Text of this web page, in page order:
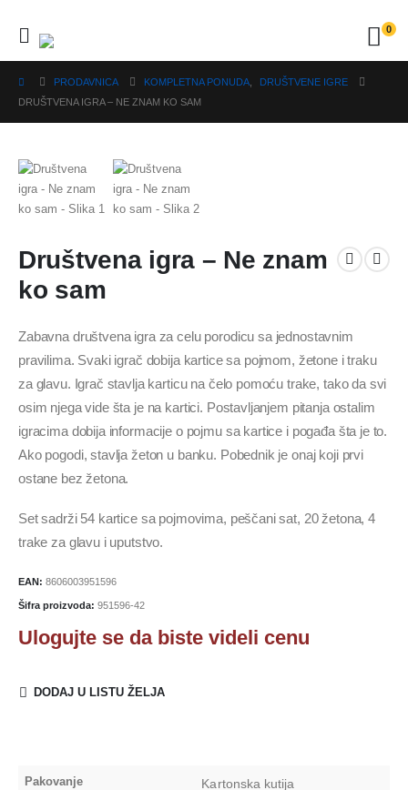
0
PRODAVNICA KOMPLETNA PONUDA
DRUŠTVENE IGRE
DRUŠTVENA IGRA – NE ZNAM KO SAM
Društvena igra – Ne znam
ko sam
Zabavna društvena igra za celu porodicu sa jednostavnim
pravilima. Svaki igrač dobija kartice sa pojmom, žetone i traku
za glavu. Igrač stavlja karticu na čelo pomoću trake, tako da svi
osim njega vide šta je na kartici. Postavljanjem pitanja ostalim
igracima dobija informacije o pojmu sa kartice i pogađa šta je to.
Ako pogodi, stavlja žeton u banku. Pobednik je onaj koji prvi
ostane bez žetona.
Set sadrži 54 kartice sa pojmovima, peščani sat, 20 žetona, 4
trake za glavu i uputstvo.
EAN: 8606003951596
Šifra proizvoda: 951596-42
Ulogujte se da biste videli cenu
DODAJ U LISTU ŽELJA
Pakovanje Kartonska kutija